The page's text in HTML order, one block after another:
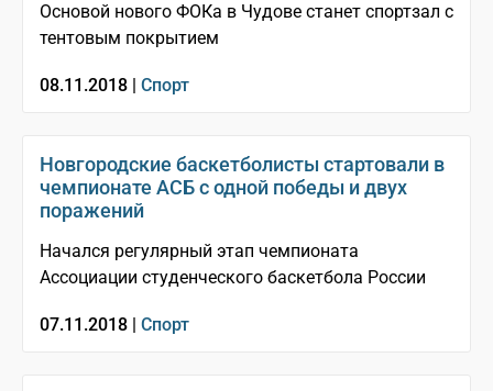
Основой нового ФОКа в Чудове станет спортзал с
тентовым покрытием
08.11.2018 | Спорт
Новгородские баскетболисты стартовали в
чемпионате АСБ с одной победы и двух
поражений
Начался регулярный этап чемпионата
Ассоциации студенческого баскетбола России
07.11.2018 | Спорт